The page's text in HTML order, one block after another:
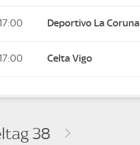
Deportivo La Coruna
Celta Vigo
38